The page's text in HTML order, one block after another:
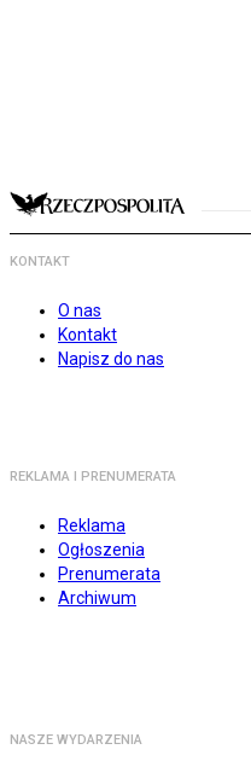
KONTAKT
O nas
Kontakt
Napisz do nas
REKLAMA I PRENUMERATA
Reklama
Ogłoszenia
Prenumerata
Archiwum
NASZE WYDARZENIA